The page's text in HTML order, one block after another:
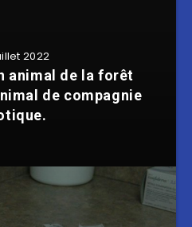
2022
animal de la forêt
de compagnie